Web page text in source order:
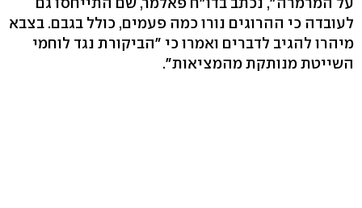
לעובדה כי ההרוגים נורו כמה פעמים, כולל בגבם. בצבא
מיהרו להגיב לדברים ואמרו כי "הביקורת נגד לוחמי
השייטת מנותקת מהמציאות".